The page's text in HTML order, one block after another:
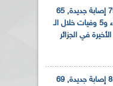
كورونا: 79 إصابة جديدة, 65
حالة شفاء و5 وفيات خلال الـ
كورونا: 81 إصابة جديدة, 69